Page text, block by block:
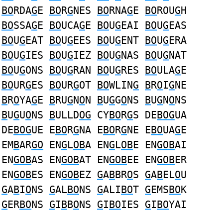
BORDAGE BORGNES BORNAGE BOROUGH
BOSSAGE BOUCAGE BOUGEAI BOUGEAS
BOUGEAT BOUGEES BOUGENT BOUGERA
BOUGIES BOUGIEZ BOUGNAS BOUGNAT
BOUGONS BOUGRAN BOUGRES BOULAGE
BOURGES BOURGOT BOWLING BROIGNE
BROYAGE BRUGNON BUGGONS BUGNONS
BUGUONS BULLDOG CYBORGS DEBOGUA
DEBOGUE EBORGNA EBORGNE EBOUAGE
EMBARGO ENGLOBA ENGLOBE ENGOBAI
ENGOBAS ENGOBAT ENGOBEE ENGOBER
ENGOBES ENGOBEZ GABBROS GABELOU
GABIONS GALBONS GALIBOT GEMSBOK
GERBONS GIBBONS GIBOIES GIBOYAI